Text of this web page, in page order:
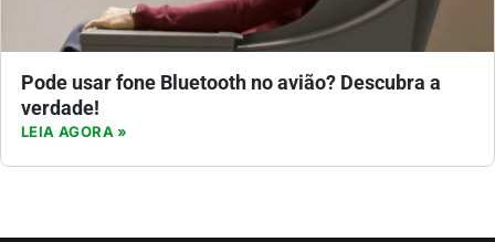
Pode usar fone Bluetooth no avião? Descubra a
verdade!
LEIA AGORA »